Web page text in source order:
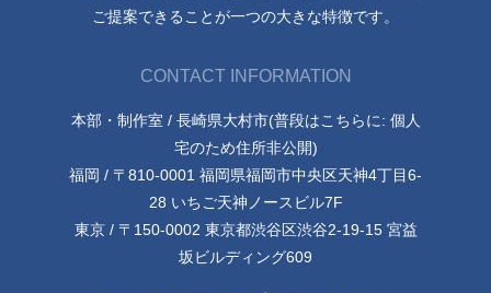
ご提案できることが一つの大きな特徴です。
CONTACT INFORMATION
本部・制作室 / 長崎県大村市(普段はこちらに: 個人
宅のため住所非公開)
福岡 / 〒810-0001 福岡県福岡市中央区天神4丁目6-
28 いちご天神ノースビル7F
東京 / 〒150-0002 東京都渋谷区渋谷2-19-15 宮益
坂ビルディング609